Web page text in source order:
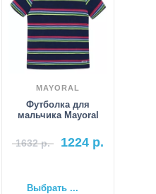
MAYORAL
Футболка для
мальчика Mayoral
1632р. 1224 р.
Выбрать ...